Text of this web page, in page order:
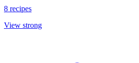
8 recipes
View strong